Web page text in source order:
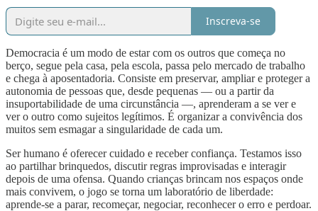
Inscreva-se
Democracia é um modo de estar com os outros que começa no
berço, segue pela casa, pela escola, passa pelo mercado de trabalho
e chega à aposentadoria. Consiste em preservar, ampliar e proteger a
autonomia de pessoas que, desde pequenas — ou a partir da
insuportabilidade de uma circunstância —, aprenderam a se ver e
ver o outro como sujeitos legítimos. É organizar a convivência dos
muitos sem esmagar a singularidade de cada um.
Ser humano é oferecer cuidado e receber confiança. Testamos isso
ao partilhar brinquedos, discutir regras improvisadas e interagir
depois de uma ofensa. Quando crianças brincam nos espaços onde
mais convivem, o jogo se torna um laboratório de liberdade:
aprende-se a parar, recomeçar, negociar, reconhecer o erro e perdoar.